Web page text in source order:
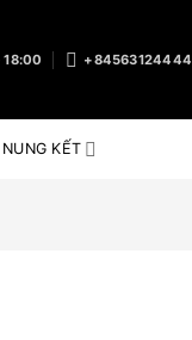
+84563124444
KẾT